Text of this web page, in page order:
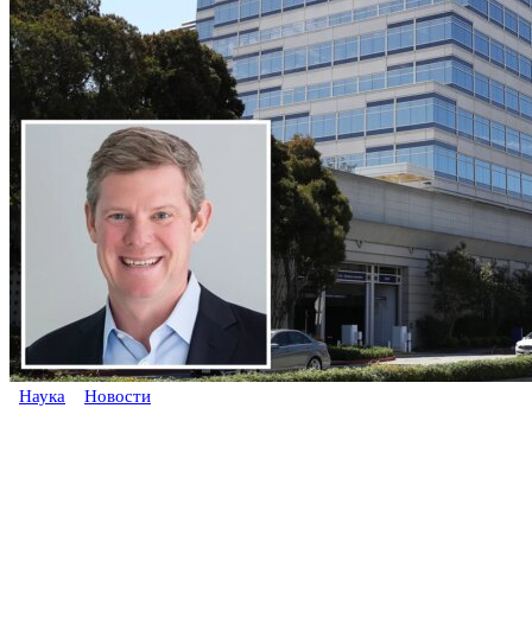
Наука Новости